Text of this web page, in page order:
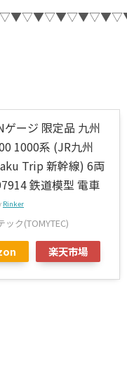
ゲージ 限定品 九州
1000系 (JR九州
Trip 新幹線) 6両
鉄道模型 電車
Rinker
ック(TOMYTEC)
楽天市場